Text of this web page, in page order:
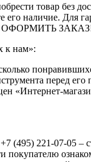
товар без
его наличие. Для
ОФОРМИТЬ
к нам»:
перед его
«Интернет-
(495) 221-07-05 –